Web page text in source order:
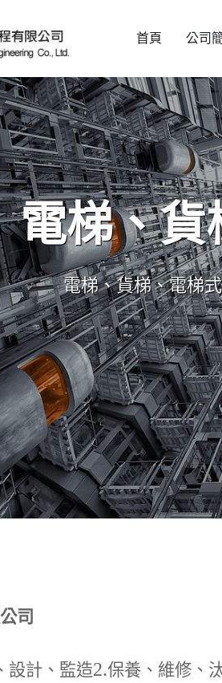
首頁 公司
電梯、貨
電梯、貨梯、電梯
司
設計、監造2.保養、維修、